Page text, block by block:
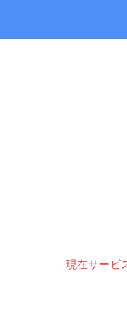
現在サービ